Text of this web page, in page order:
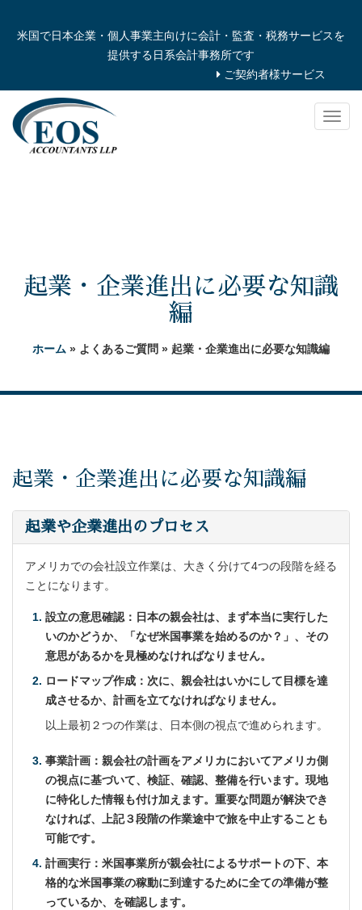
米国で日本企業・個人事業主向けに会計・監査・税務サービスを
提供する日系会計事務所です
ご契約者様サービス
起業・企業進出に必要な知識
編
ホーム » よくあるご質問 » 起業・企業進出に必要な知識編
起業・企業進出に必要な知識編
起業や企業進出のプロセス
アメリカでの会社設立作業は、大きく分けて4つの段階を経る
ことになります。
設立の意思確認：日本の親会社は、まず本当に実行した
いのかどうか、「なぜ米国事業を始めるのか？」、その
意思があるかを見極めなければなりません。
ロードマップ作成：次に、親会社はいかにして目標を達
成させるか、計画を立てなければなりません。
以上最初２つの作業は、日本側の視点で進められます。
事業計画：親会社の計画をアメリカにおいてアメリカ側
の視点に基づいて、検証、確認、整備を行います。現地
に特化した情報も付け加えます。重要な問題が解決でき
なければ、上記３段階の作業途中で旅を中止することも
可能です。
計画実行：米国事業所が親会社によるサポートの下、本
格的な米国事業の稼動に到達するために全ての準備が整
っているか、を確認します。